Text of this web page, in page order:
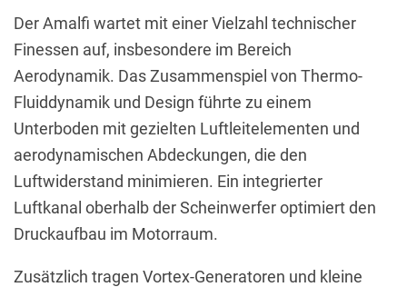
Der Amalfi wartet mit einer Vielzahl technischer
Finessen auf, insbesondere im Bereich
Aerodynamik. Das Zusammenspiel von Thermo-
Fluiddynamik und Design führte zu einem
Unterboden mit gezielten Luftleitelementen und
aerodynamischen Abdeckungen, die den
Luftwiderstand minimieren. Ein integrierter
Luftkanal oberhalb der Scheinwerfer optimiert den
Druckaufbau im Motorraum.
Zusätzlich tragen Vortex-Generatoren und kleine